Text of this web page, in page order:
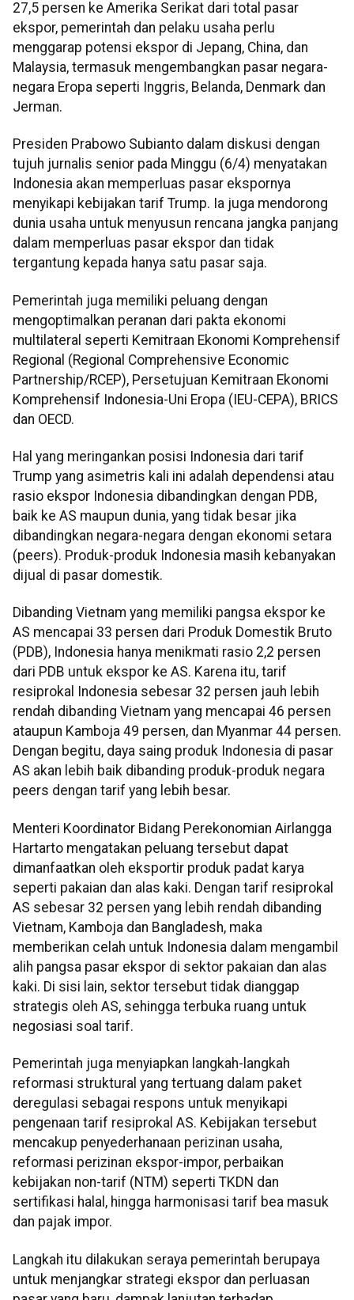
27,5 persen ke Amerika Serikat dari total pasar
ekspor, pemerintah dan pelaku usaha perlu
menggarap potensi ekspor di Jepang, China, dan
Malaysia, termasuk mengembangkan pasar negara-
negara Eropa seperti Inggris, Belanda, Denmark dan
Jerman.
Presiden Prabowo Subianto dalam diskusi dengan
tujuh jurnalis senior pada Minggu (6/4) menyatakan
Indonesia akan memperluas pasar ekspornya
menyikapi kebijakan tarif Trump. Ia juga mendorong
dunia usaha untuk menyusun rencana jangka panjang
dalam memperluas pasar ekspor dan tidak
tergantung kepada hanya satu pasar saja.
Pemerintah juga memiliki peluang dengan
mengoptimalkan peranan dari pakta ekonomi
multilateral seperti Kemitraan Ekonomi Komprehensif
Regional (Regional Comprehensive Economic
Partnership/RCEP), Persetujuan Kemitraan Ekonomi
Komprehensif Indonesia-Uni Eropa (IEU-CEPA), BRICS
dan OECD.
Hal yang meringankan posisi Indonesia dari tarif
Trump yang asimetris kali ini adalah dependensi atau
rasio ekspor Indonesia dibandingkan dengan PDB,
baik ke AS maupun dunia, yang tidak besar jika
dibandingkan negara-negara dengan ekonomi setara
(peers). Produk-produk Indonesia masih kebanyakan
dijual di pasar domestik.
Dibanding Vietnam yang memiliki pangsa ekspor ke
AS mencapai 33 persen dari Produk Domestik Bruto
(PDB), Indonesia hanya menikmati rasio 2,2 persen
dari PDB untuk ekspor ke AS. Karena itu, tarif
resiprokal Indonesia sebesar 32 persen jauh lebih
rendah dibanding Vietnam yang mencapai 46 persen
ataupun Kamboja 49 persen, dan Myanmar 44 persen.
Dengan begitu, daya saing produk Indonesia di pasar
AS akan lebih baik dibanding produk-produk negara
peers dengan tarif yang lebih besar.
Menteri Koordinator Bidang Perekonomian Airlangga
Hartarto mengatakan peluang tersebut dapat
dimanfaatkan oleh eksportir produk padat karya
seperti pakaian dan alas kaki. Dengan tarif resiprokal
AS sebesar 32 persen yang lebih rendah dibanding
Vietnam, Kamboja dan Bangladesh, maka
memberikan celah untuk Indonesia dalam mengambil
alih pangsa pasar ekspor di sektor pakaian dan alas
kaki. Di sisi lain, sektor tersebut tidak dianggap
strategis oleh AS, sehingga terbuka ruang untuk
negosiasi soal tarif.
Pemerintah juga menyiapkan langkah-langkah
reformasi struktural yang tertuang dalam paket
deregulasi sebagai respons untuk menyikapi
pengenaan tarif resiprokal AS. Kebijakan tersebut
mencakup penyederhanaan perizinan usaha,
reformasi perizinan ekspor-impor, perbaikan
kebijakan non-tarif (NTM) seperti TKDN dan
sertifikasi halal, hingga harmonisasi tarif bea masuk
dan pajak impor.
Langkah itu dilakukan seraya pemerintah berupaya
untuk menjangkar strategi ekspor dan perluasan